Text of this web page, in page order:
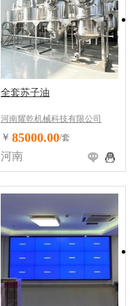
全套苏子油
河南耀乾机械科技有限公司
￥ 85000.00/套
河南